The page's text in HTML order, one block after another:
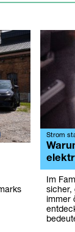
Strom
Im
sicher,
immer